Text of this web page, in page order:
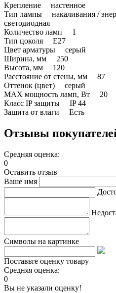
Крепление настенное
Тип лампы накаливания /
светодиодная
Количество ламп 1
Тип цоколя Е27
Цвет арматуры серый
Ширина, мм 250
Высота, мм 120
Расстояние от стены, мм 87
Оттенок (цвет) серый
MAX мощность ламп, Вт 20
Класс IP защиты IP 44
Защита от влаги Есть
Отзывы
Средняя оценка:
0
Оставить отзыв
Ваше имя
Символы на картинке
Поставьте оценку товару
Средняя оценка:
0
Вы не указали оценку!